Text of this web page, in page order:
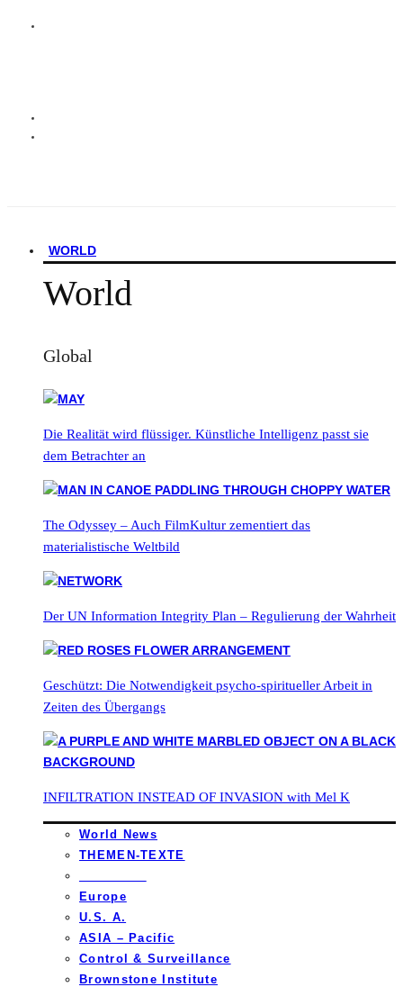
WORLD
World
Global
Die Realität wird flüssiger. Künstliche Intelligenz passt sie
dem Betrachter an
The Odyssey – Auch FilmKultur zementiert das
materialistische Weltbild
Der UN Information Integrity Plan – Regulierung der Wahrheit
Geschützt: Die Notwendigkeit psycho-spiritueller Arbeit in
Zeiten des Übergangs
INFILTRATION INSTEAD OF INVASION with Mel K
World News
THEMEN-TEXTE
Europe
U.S. A.
ASIA – Pacific
Control & Surveillance
Brownstone Institute